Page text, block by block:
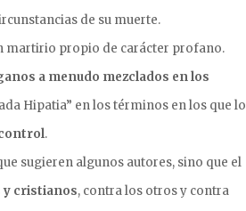
de su muerte.
martirio propio de carácter profano.
a menudo mezclados en los
Hipatia” en los términos en los que lo
.
sugieren algunos autores, sino que el
y cristianos, contra los otros y contra